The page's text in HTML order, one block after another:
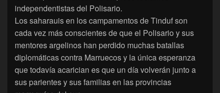
independentistas del Polisario.
Los saharauis en los campamentos de Tinduf son
cada vez más conscientes de que el Polisario y sus
mentores argelinos han perdido muchas batallas
diplomáticas contra Marruecos y la única esperanza
que todavía acarician es que un día volverán junto a
sus parientes y sus familias en las provincias